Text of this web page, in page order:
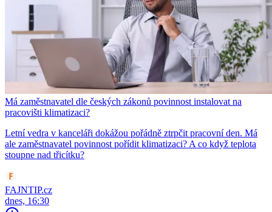
Má zaměstnavatel dle českých zákonů povinnost instalovat na
pracovišti klimatizaci?
Letní vedra v kanceláři dokážou pořádně ztrpčit pracovní den. Má
ale zaměstnavatel povinnost pořídit klimatizaci? A co když teplota
stoupne nad třicítku?
FAJNTIP.cz
dnes, 16:30